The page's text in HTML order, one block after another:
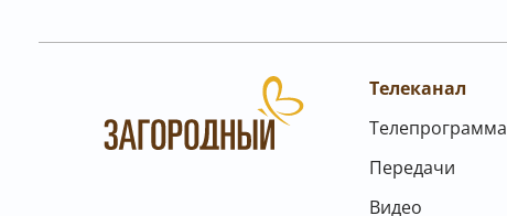
Телеканал
Телепрограмма
Передачи
Видео